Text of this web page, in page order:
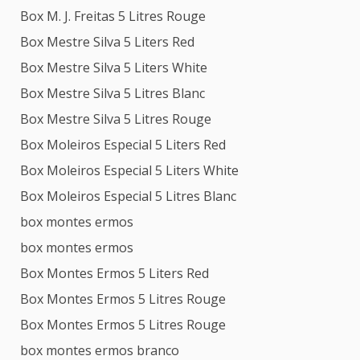
Box M. J. Freitas 5 Litres Rouge
Box Mestre Silva 5 Liters Red
Box Mestre Silva 5 Liters White
Box Mestre Silva 5 Litres Blanc
Box Mestre Silva 5 Litres Rouge
Box Moleiros Especial 5 Liters Red
Box Moleiros Especial 5 Liters White
Box Moleiros Especial 5 Litres Blanc
box montes ermos
box montes ermos
Box Montes Ermos 5 Liters Red
Box Montes Ermos 5 Litres Rouge
Box Montes Ermos 5 Litres Rouge
box montes ermos branco